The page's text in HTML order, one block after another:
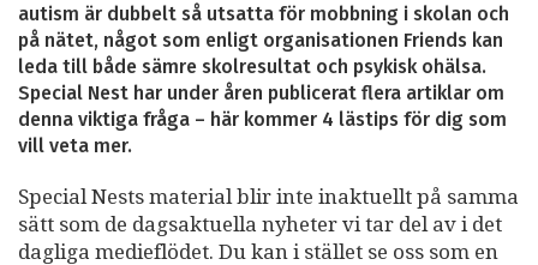
autism är dubbelt så utsatta för mobbning i skolan och
på nätet, något som enligt organisationen Friends kan
leda till både sämre skolresultat och psykisk ohälsa.
Special Nest har under åren publicerat flera artiklar om
denna viktiga fråga – här kommer 4 lästips för dig som
vill veta mer.
Special Nests material blir inte inaktuellt på samma
sätt som de dagsaktuella nyheter vi tar del av i det
dagliga medieflödet. Du kan i stället se oss som en